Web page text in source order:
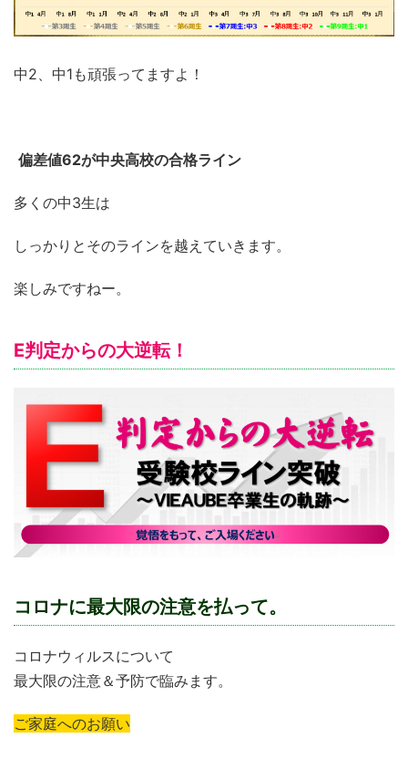
中2、中1も頑張ってますよ！
偏差値62が中央高校の合格ライン
多くの中3生は
しっかりとそのラインを越えていきます。
楽しみですねー。
E判定からの大逆転！
コロナに最大限の注意を払って。
コロナウィルスについて
最大限の注意＆予防で臨みます。
ご家庭へのお願い